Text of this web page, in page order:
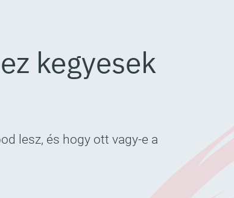
kegyesek
lesz, és hogy ott vagy-e a